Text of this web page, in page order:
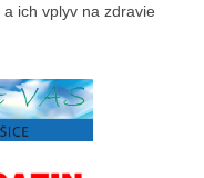
a ich vplyv na zdravie